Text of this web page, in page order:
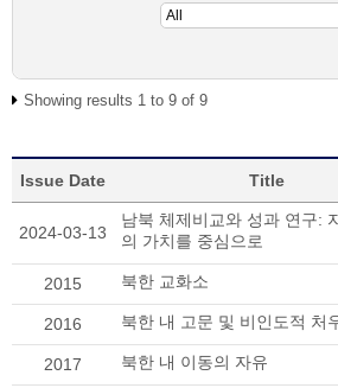
Showing results 1 to 9 of 9
Issue Date Title
2024-03-13
남북 체제비교와 성과 연구:
의 가치를 중심으로
2015 북한 교화소
2016 북한 내 고문 및 비인도적 처
2017 북한 내 이동의 자유